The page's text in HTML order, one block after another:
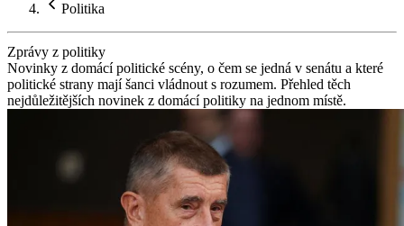
Politika
Zprávy z politiky
Novinky z domácí politické scény, o čem se jedná v senátu a které
politické strany mají šanci vládnout s rozumem. Přehled těch
nejdůležitějších novinek z domácí politiky na jednom místě.